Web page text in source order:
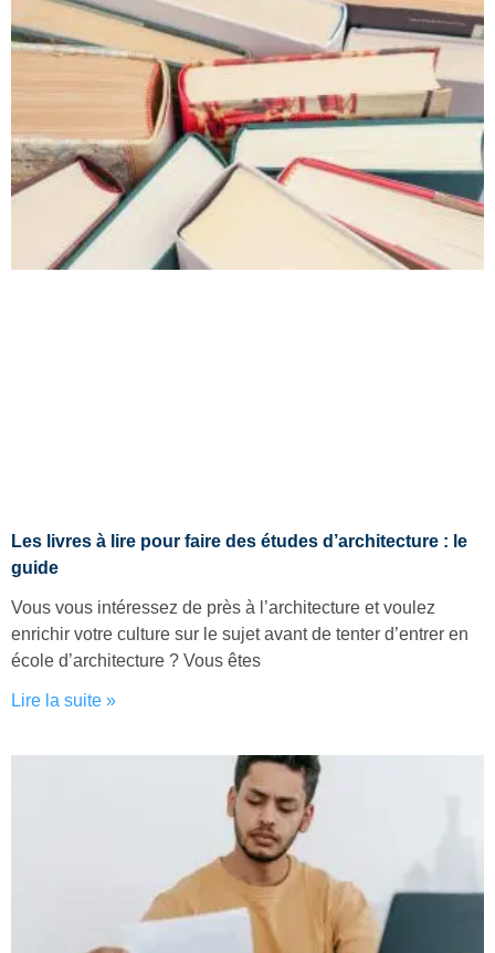
Les livres à lire pour faire des études d’architecture : le
guide
Vous vous intéressez de près à l’architecture et voulez
enrichir votre culture sur le sujet avant de tenter d’entrer en
école d’architecture ? Vous êtes
Lire la suite »